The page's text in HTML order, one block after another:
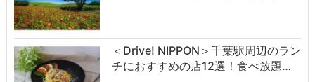
＜Drive! NIPPON＞千葉駅周辺のラン
チにおすすめの店12選！食べ放題…